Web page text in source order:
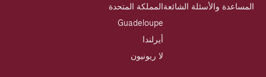
المساعدة والأسئلة الشائعةالمملكة المتحدة
Guadeloupe
أيرلندا
لا ريونيون